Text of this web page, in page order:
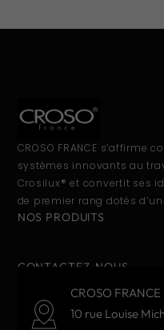
CROSO FRANCE s’affirme
systèmes innovants au
Crosilux® et convertit ses
de premier rang dotés
NOS PRODUITS
CONTACTEZ-NOUS
CROSO FRANCE
10 rue Louise